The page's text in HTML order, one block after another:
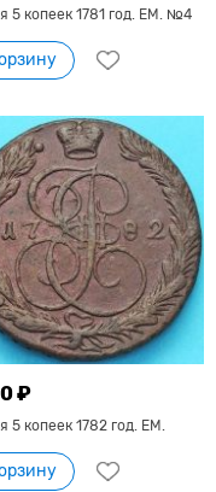
5 копеек 1781 год. ЕМ. №4
₽
5 копеек 1782 год. ЕМ.